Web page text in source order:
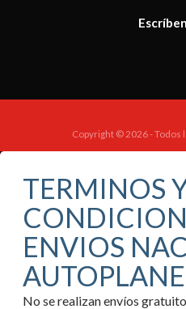
Copyright © 2026 -
TERMINOS
ENVIOS
No se realizan envíos